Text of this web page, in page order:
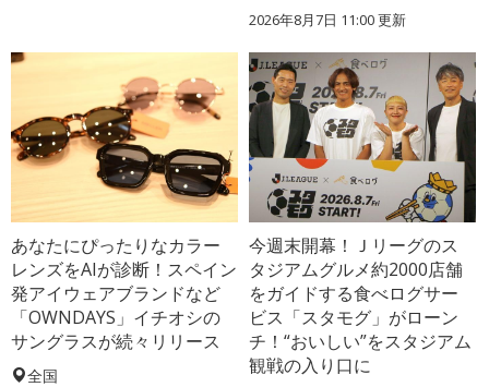
2026年8月7日 11:00更新
あなたにぴったりなカラー
レンズをAIが診断！スペイン
発アイウェアブランドなど
「OWNDAYS」イチオシの
サングラスが続々リリース
全国
今週末開幕！Ｊリーグのス
タジアムグルメ約2000店舗
をガイドする食べログサー
ビス「スタモグ」がローン
チ！“おいしい”をスタジアム
観戦の入り口に